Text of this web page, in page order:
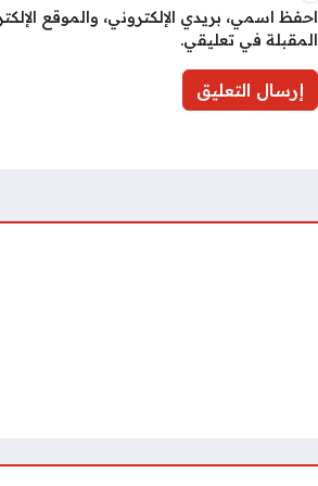
احفظ اسمي، بريدي الإلكتروني، والموقع
المقبلة في تعليقي.